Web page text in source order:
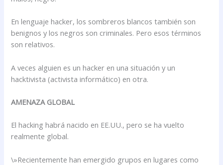
En lenguaje hacker, los sombreros blancos también son
benignos y los negros son criminales. Pero esos términos
son relativos.
A veces alguien es un hacker en una situación y un
hacktivista (activista informático) en otra.
AMENAZA GLOBAL
El hacking habrá nacido en EE.UU., pero se ha vuelto
realmente global.
\»Recientemente han emergido grupos en lugares como